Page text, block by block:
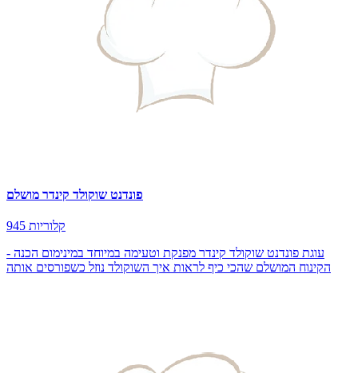
פונדנט שוקולד קינדר מושלם
945 קלוריות
עוגת פונדנט שוקולד קינדר מפנקת וטעימה במיוחד במינימום הכנה -
הקינוח המושלם שהכי כיף לראות איך השוקולד נוזל כשפורסים אותה